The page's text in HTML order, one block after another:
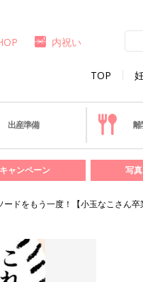
TOP
内祝い
出産準備 離
キャンペーン 写
ドをもう一度！【小玉なこさん卒